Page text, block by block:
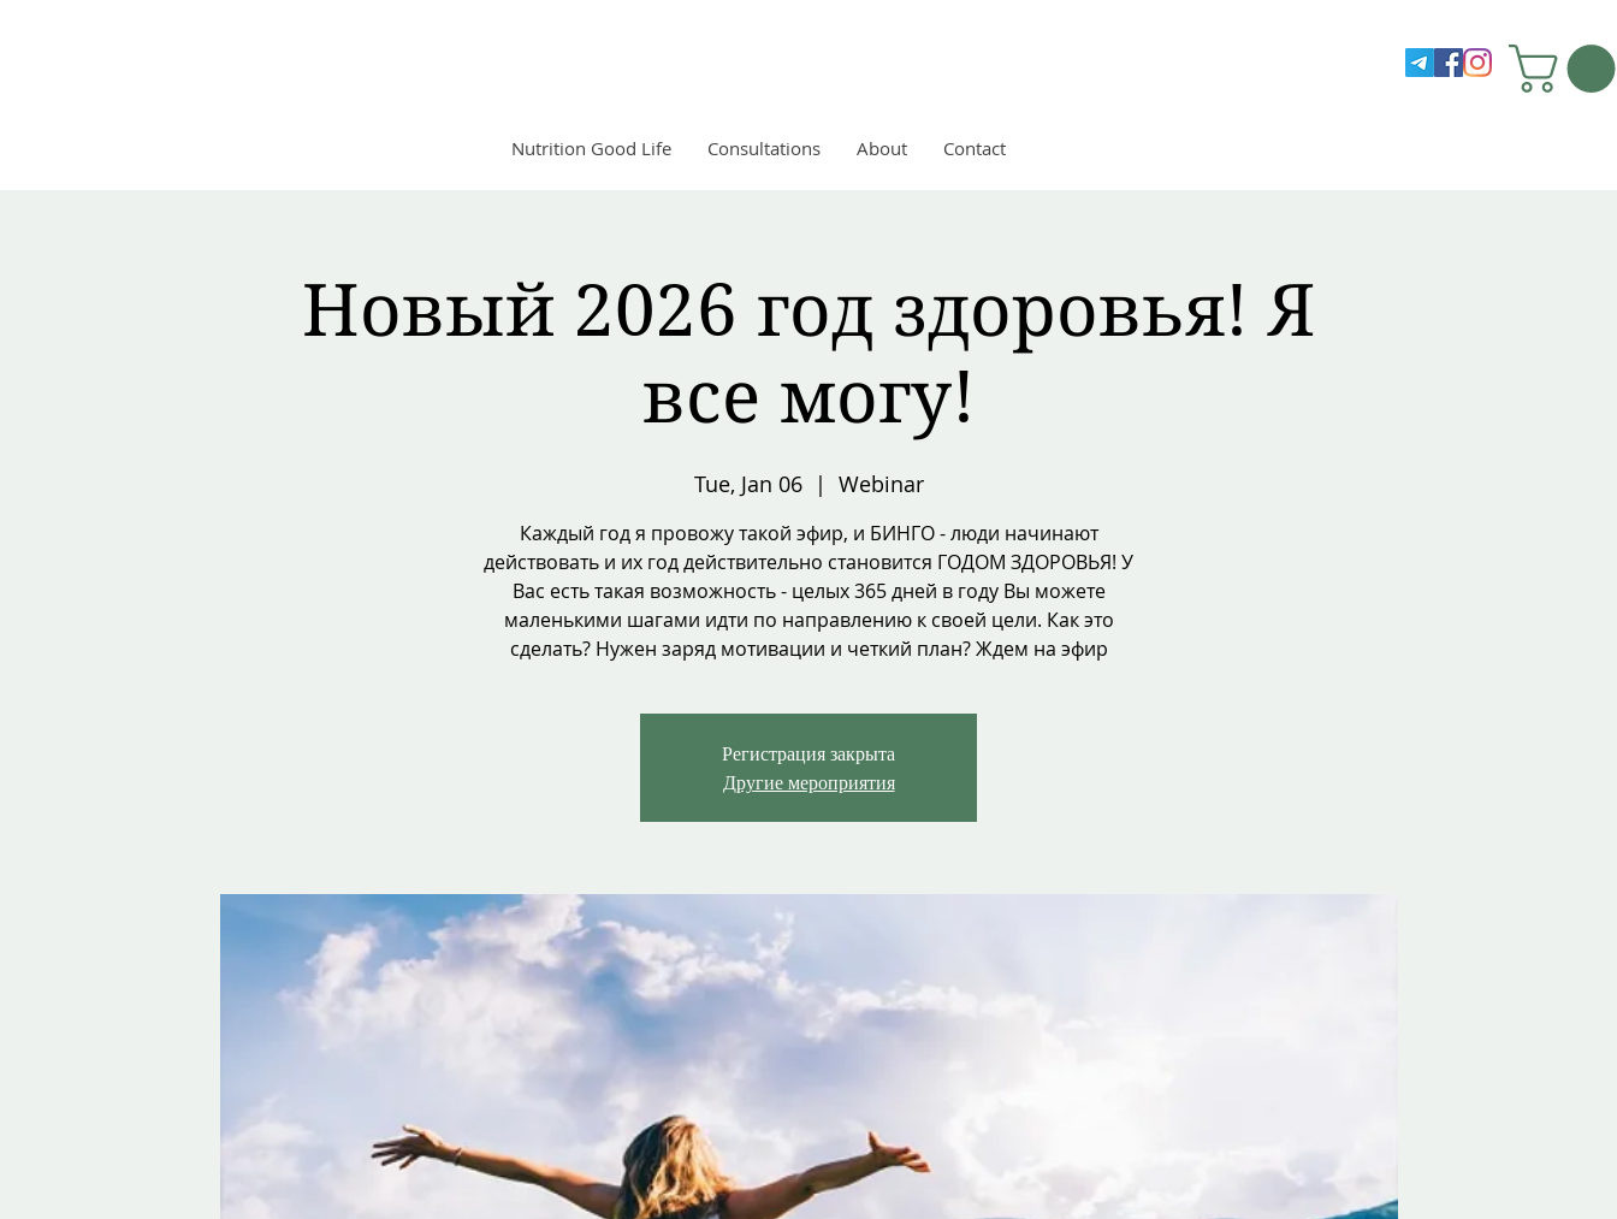
Nutrition Good Life Consultations About Contact
Новый 2026 год здоровья! Я
все могу!
Tue, Jan 06
  |
Webinar
Каждый год я провожу такой эфир, и БИНГО - люди начинают
действовать и их год действительно становится ГОДОМ ЗДОРОВЬЯ! У
Вас есть такая возможность - целых 365 дней в году Вы можете
маленькими шагами идти по направлению к своей цели. Как это
сделать? Нужен заряд мотивации и четкий план? Ждем на эфир
Регистрация закрыта
Другие мероприятия